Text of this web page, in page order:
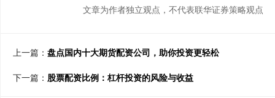
文章为作者独立观点，不代表联华证券策略观点
上一篇： 盘点国内十大期货配资公司，助你投资更轻松
下一篇： 股票配资比例：杠杆投资的风险与收益